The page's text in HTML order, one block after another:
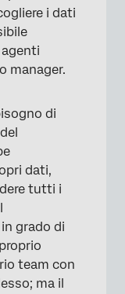
dati
i dati
manager.
di
dati,
tutti i
grado di
team con
ma il